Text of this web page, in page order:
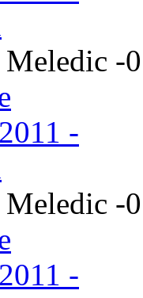
Meledic -
Meledic -